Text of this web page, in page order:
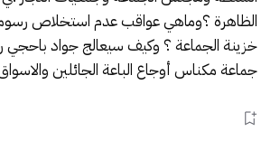
الظاهرة ؟وماهي عواقب عدم استخلاص
خزينة الجماعة ؟ وكيف سيعالج جواد
جماعة مكناس أوجاع الباعة الجائلين